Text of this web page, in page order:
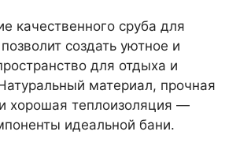
качественного сруба для
создать уютное и
для отдыха и
материал, прочная
хорошая теплоизоляция —
идеальной бани.